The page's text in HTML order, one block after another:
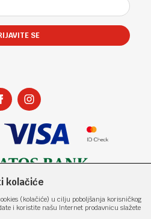
artikla za drugi
SE
u opisu proizvoda, prikazu slika i samih
da su sve informacije kompletne i bez
na sajtu su dio naše ponude i ne
kolačiće
(kolačiće) u cilju poboljšanja korisničkog
i koristite našu Internet prodavnicu slažete